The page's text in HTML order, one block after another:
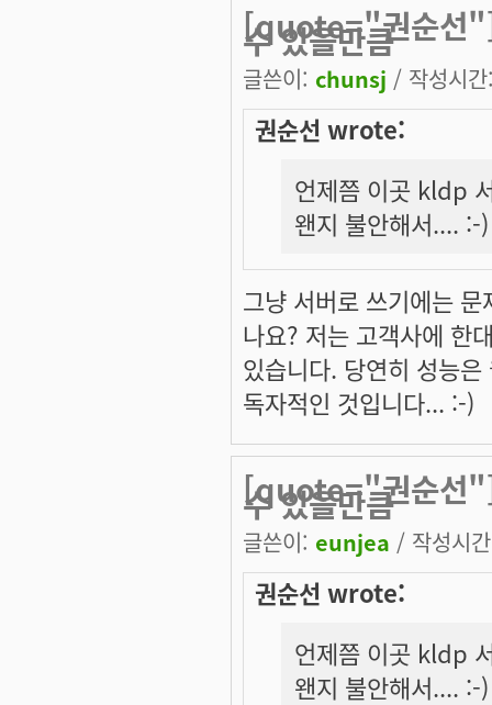
[quote="권순선"]
수 있을만큼
글쓴이: chunsj / 작성시
권순선 wrote:
언제쯤 이곳 kldp
왠지 불안해서.... :-)
그냥 서버로 쓰기에는
나요? 저는 고객사에 한
있습니다. 당연히 성능
독자적인 것입니다... :-)
[quote="권순선"]
수 있을만큼
글쓴이: eunjea / 작성시
권순선 wrote:
언제쯤 이곳 kldp
왠지 불안해서.... :-)